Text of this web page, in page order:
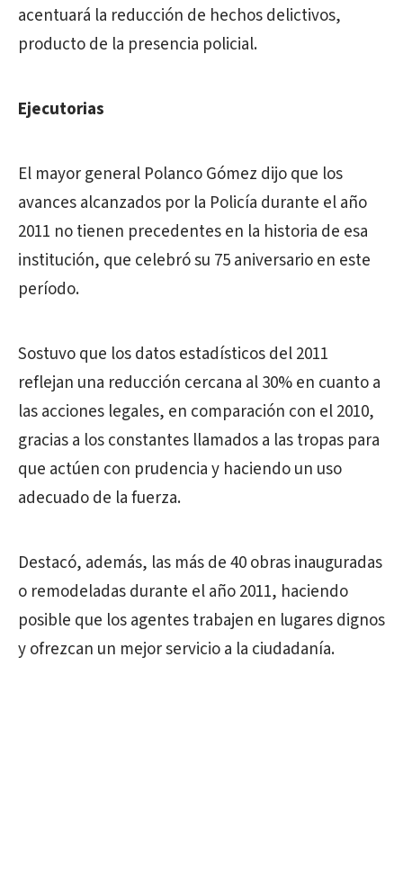
acentuará la reducción de hechos delictivos,
producto de la presencia policial.
Ejecutorias
El mayor general Polanco Gómez dijo que los
avances alcanzados por la Policía durante el año
2011 no tienen precedentes en la historia de esa
institución, que celebró su 75 aniversario en este
período.
Sostuvo que los datos estadísticos del 2011
reflejan una reducción cercana al 30% en cuanto a
las acciones legales, en comparación con el 2010,
gracias a los constantes llamados a las tropas para
que actúen con prudencia y haciendo un uso
adecuado de la fuerza.
Destacó, además, las más de 40 obras inauguradas
o remodeladas durante el año 2011, haciendo
posible que los agentes trabajen en lugares dignos
y ofrezcan un mejor servicio a la ciudadanía.